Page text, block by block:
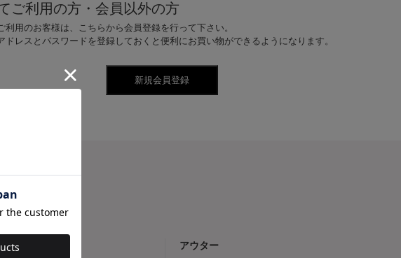
ご利用の方・会員以外の方
利用のお客様は、こちらから会員登録を行って下さい。
ドレスとパスワードを登録しておくと便利にお買い物ができるようになります。
アウター